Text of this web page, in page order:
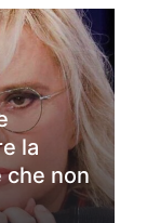
la
che non